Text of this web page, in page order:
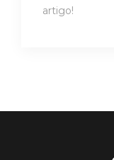
artigo!